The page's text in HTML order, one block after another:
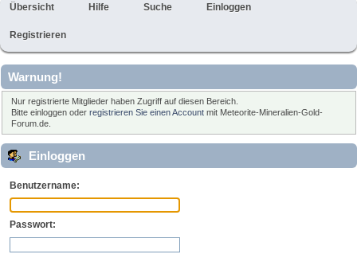
Übersicht Hilfe Suche Einloggen
Registrieren
Warnung!
Nur registrierte Mitglieder haben Zugriff auf diesen Bereich.
Bitte einloggen oderregistrieren Sie einen Account mit Meteorite-Mineralien-Gold-
Forum.de.
Einloggen
Benutzername:
Passwort: